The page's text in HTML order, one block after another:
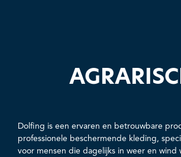
Dolfing is een ervaren en betrouwbare
professionele beschermende kleding,
voor mensen die dagelijks in weer en wind